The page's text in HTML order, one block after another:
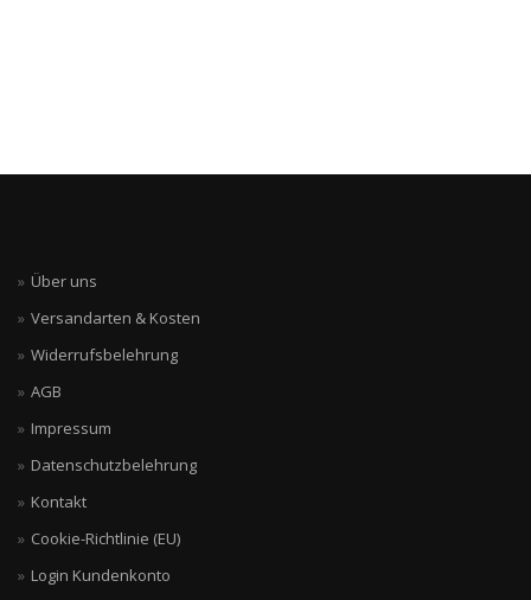
Über uns
Versandarten & Kosten
Widerrufsbelehrung
AGB
Impressum
Datenschutzbelehrung
Kontakt
Cookie-Richtlinie (EU)
Login Kundenkonto